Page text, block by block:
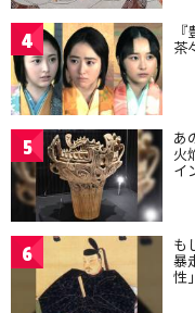
4 茶
5 あ
火
イ
6 も
暴
性」